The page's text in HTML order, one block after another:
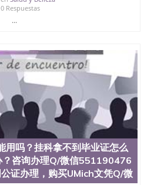
0 Respuestas
...
用吗？挂科拿不到毕业证怎么
？咨询办理Q/微信551190476
证办理，购买UMich文凭Q/微